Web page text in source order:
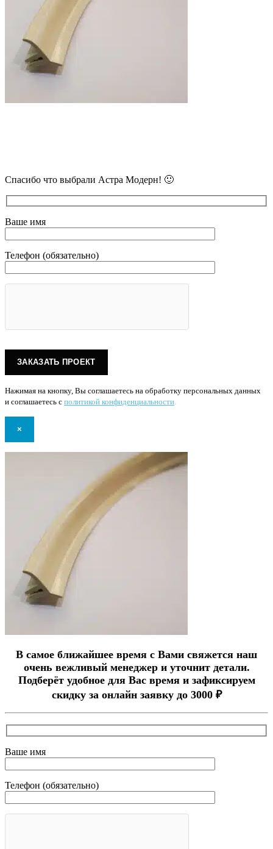
Спасибо что выбрали Астра Модерн! 🙂
Ваше имя
Телефон (обязательно)
Нажимая на кнопку, Вы соглашаетесь на обработку персональных данных
и соглашаетесь с политикой конфиденциальности.
×
В самое ближайшее время с Вами свяжется наш
очень вежливый менеджер и уточнит детали.
Подберёт удобное для Вас время и зафиксируем
скидку за онлайн заявку до 3000 ₽
Ваше имя
Телефон (обязательно)